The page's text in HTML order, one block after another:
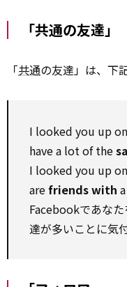
「共通の友達」
「共通の友達」は、下
I looked you up
have a lot of the
I looked you up
arefriends with
Facebookであな
達が多いことに気